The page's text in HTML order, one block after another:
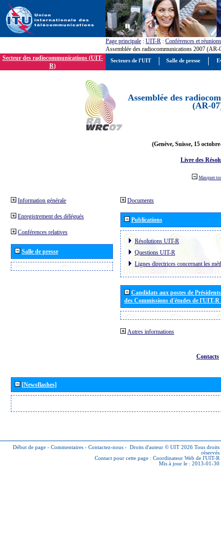
Page principale : UIT-R : Conférences et réunions
Assemblée des radiocommunications 2007 (AR-
Secteur des radiocommunications (UIT-
R)
Assemblée des
(AR-
(Genève, Suisse, 15
Livre des
Masquer
Information générale
Enregistrement des délégués
Conférences relatives
Salle de presse
Documents
Publications
Résolutions UIT-R
Questions UIT-R
Lignes directrices concernant les
Candidats aux postes de
des Commissions d'études de l'UIT-
Autres informations
Contacts
[Newsflashes]
Début de page - Commentaires - Contactez-nous - Droits d'auteur © UIT 2026 Tous droits
réservés
Contact pour cette page : Coordinateur Web de l'UIT-R
Mis à jour le : 2013-01-30
Secteurs de l'UIT Salle de presse